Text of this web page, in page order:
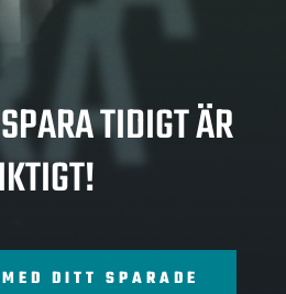
TIDIGT ÄR
DITT SPARADE